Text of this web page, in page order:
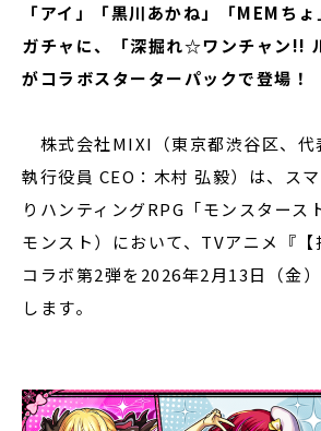
「アイ」「黒川あかね」「MEMち
ガチャに、「深掘れ☆ワンチャン!!
がコラボスターターパックで登場！
株式会社MIXI（東京都渋谷区、代
執行役員 CEO：木村 弘毅）は、ス
りハンティングRPG「モンスタース
モンスト）において、TVアニメ『【
コラボ第2弾を2026年2月13日（金
します。